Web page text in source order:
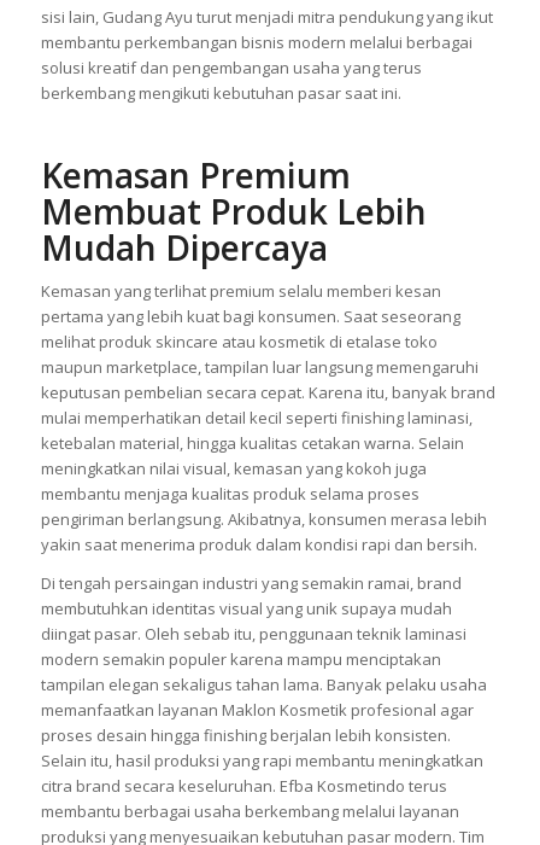
membangun relasi bersama para pelaku usaha, beliau juga
membantu banyak brand menemukan strategi bisnis yang
lebih efektif melalui Efba Konsultan serta Efba Kosmetindo. Di
sisi lain, Gudang Ayu turut menjadi mitra pendukung yang ikut
berkembang mengikuti kebutuhan pasar saat ini.
Kemasan Premium
Membuat Produk Lebih
Mudah Dipercaya
Kemasan yang terlihat premium selalu memberi kesan
pertama yang lebih kuat bagi konsumen. Saat seseorang
melihat produk skincare atau kosmetik di etalase toko
maupun marketplace, tampilan luar langsung memengaruhi
keputusan pembelian secara cepat. Karena itu, banyak brand
mulai memperhatikan detail kecil seperti finishing laminasi,
ketebalan material, hingga kualitas cetakan warna. Selain
meningkatkan nilai visual, kemasan yang kokoh juga
pengiriman berlangsung. Akibatnya, konsumen merasa lebih
yakin saat menerima produk dalam kondisi rapi dan bersih.
Di tengah persaingan industri yang semakin ramai, brand
membutuhkan identitas visual yang unik supaya mudah
diingat pasar. Oleh sebab itu, penggunaan teknik laminasi
modern semakin populer karena mampu menciptakan
tampilan elegan sekaligus tahan lama. Banyak pelaku usaha
memanfaatkan layanan Maklon Kosmetik profesional agar
proses desain hingga finishing berjalan lebih konsisten.
Selain itu, hasil produksi yang rapi membantu meningkatkan